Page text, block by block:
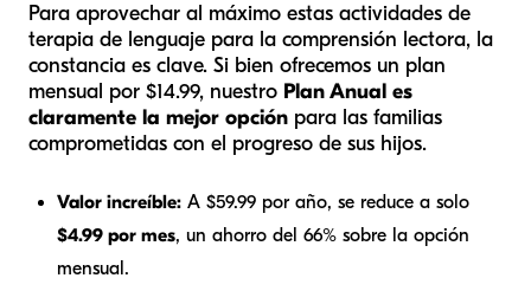
Para aprovechar al máximo estas actividades de
terapia de lenguaje para la comprensión lectora, la
constancia es clave. Si bien ofrecemos un plan
mensual por $14.99, nuestro Plan Anual es
claramente la mejor opción para las familias
comprometidas con el progreso de sus hijos.
Valor increíble: A $59.99 por año, se reduce a solo
$4.99 por mes, un ahorro del 66% sobre la opción
mensual.